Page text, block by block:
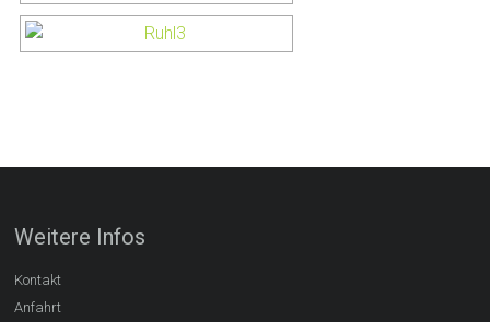
Weitere Infos
Kontakt
Anfahrt